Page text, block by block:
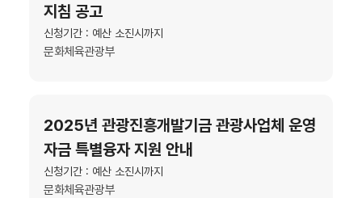
지침 공고
신청기간 : 예산 소진시까지
문화체육관광부
2025년 관광진흥개발기금 관광사업체 운영
자금 특별융자 지원 안내
신청기간 : 예산 소진시까지
문화체육관광부